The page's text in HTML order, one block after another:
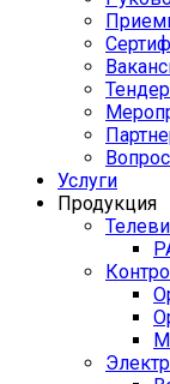
Услуги
Продукция